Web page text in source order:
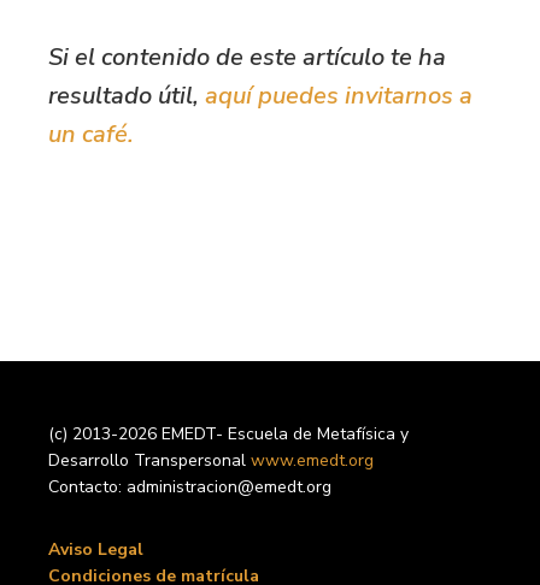
Si el contenido de este artículo te ha
resultado útil, aquí puedes invitarnos a
un café.
(c) 2013-2026 EMEDT- Escuela de Metafísica y
Desarrollo Transpersonal www.emedt.org
Contacto: administracion@emedt.org
Aviso Legal
Condiciones de matrícula